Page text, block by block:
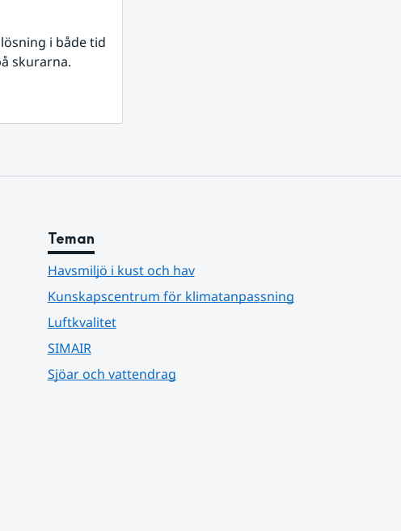
i både tid
skurarna.
Teman
Havsmiljö i kust och hav
Kunskapscentrum för klimatanpassning
Luftkvalitet
SIMAIR
Sjöar och vattendrag